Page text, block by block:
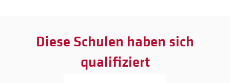
Diese Schulen haben sich
qualifiziert